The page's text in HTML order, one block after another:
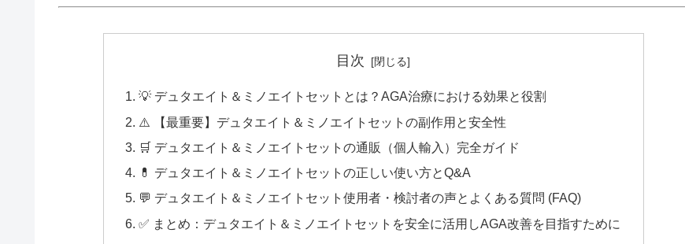
目次
💡 デュタエイト＆ミノエイトセットとは？AGA治療における効果と役割
⚠️ 【最重要】デュタエイト＆ミノエイトセットの副作用と安全性
🛒 デュタエイト＆ミノエイトセットの通販（個人輸入）完全ガイド
💊 デュタエイト＆ミノエイトセットの正しい使い方とQ&A
💬 デュタエイト＆ミノエイトセット使用者・検討者の声とよくある質問 (FAQ)
✅ まとめ：デュタエイト＆ミノエイトセットを安全に活用しAGA改善を目指すために